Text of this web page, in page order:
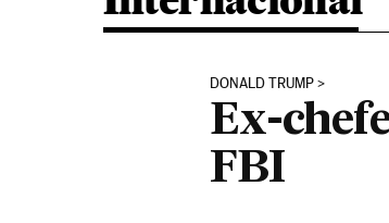
DONALD TRUMP
Ex-
FBI